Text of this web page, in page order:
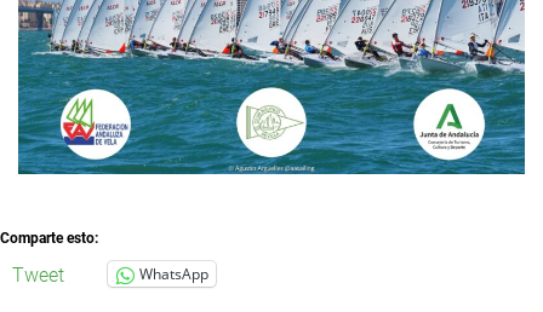
Comparte esto:
Tweet WhatsApp